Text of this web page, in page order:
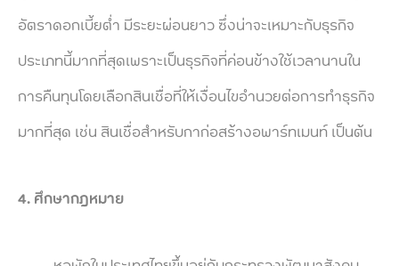
อัตราดอกเบี้ยต่ำ มีระยะผ่อนยาว ซึ่งน่าจะเหมาะกับธุรกิจ
ประเภทนี้มากที่สุดเพราะเป็นธุรกิจที่ค่อนข้างใช้เวลานานใน
การคืนทุนโดยเลือกสินเชื่อที่ให้เงื่อนไขอำนวยต่อการทำธุรกิจ
มากที่สุด เช่น สินเชื่อสำหรับกาก่อสร้างอพาร์ทเมนท์ เป็นต้น
4. ศึกษากฎหมาย